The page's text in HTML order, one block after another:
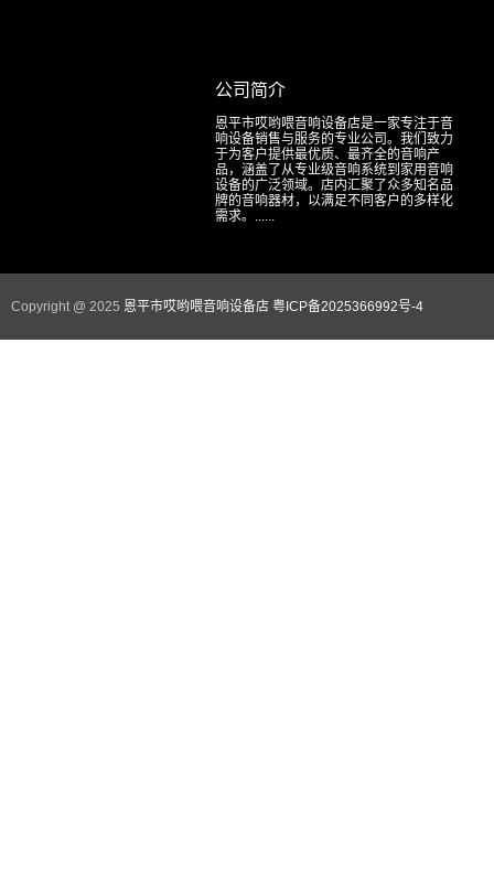
公司简介
恩平市哎哟喂音响设备店是一家专注于音
响设备销售与服务的专业公司。我们致力
于为客户提供最优质、最齐全的音响产
品，涵盖了从专业级音响系统到家用音响
设备的广泛领域。店内汇聚了众多知名品
牌的音响器材，以满足不同客户的多样化
需求。......
Copyright @ 2025 恩平市哎哟喂音响设备店 粤ICP备2025366992号-4